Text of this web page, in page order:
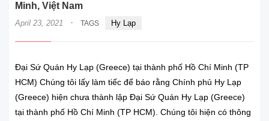
Minh, Việt Nam
April 23, 2021 · TAGS Hy Lạp
Đại Sứ Quán Hy Lạp (Greece) tại thành phố Hồ Chí Minh (TP
HCM) Chúng tôi lấy làm tiếc để báo rằng Chính phủ Hy Lạp
(Greece) hiện chưa thành lập Đại Sứ Quán Hy Lạp (Greece)
tại thành phố Hồ Chí Minh (TP HCM). Chúng tôi hiện có thông